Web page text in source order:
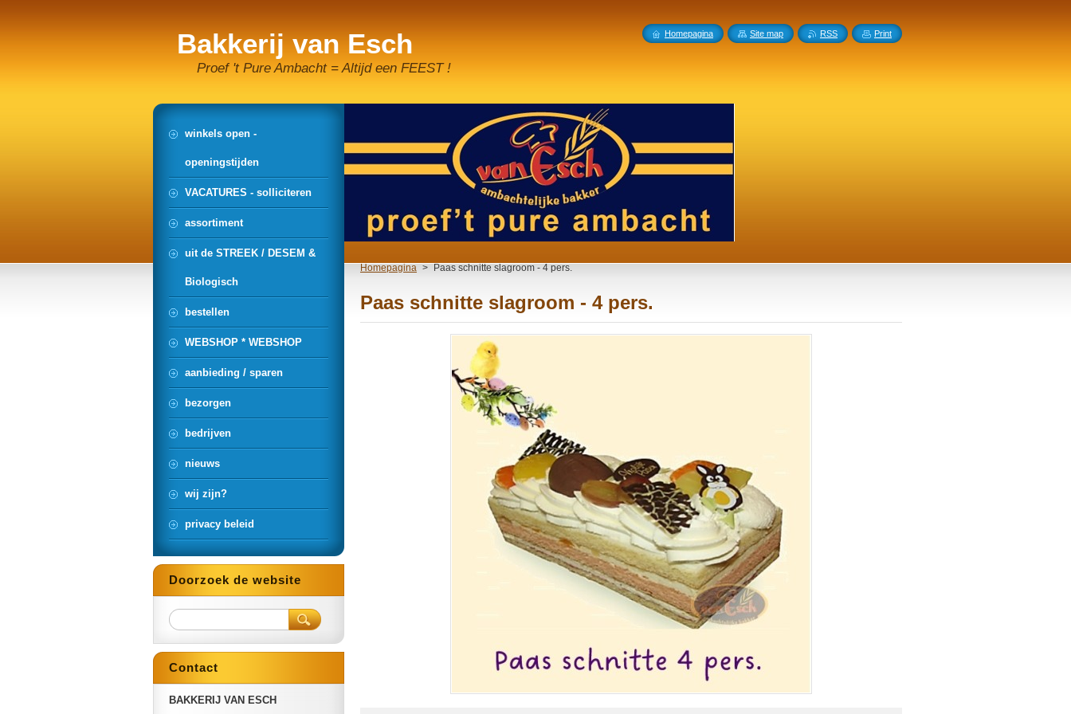
Bakkerij van Esch
Proef 't Pure Ambacht = Altijd een FEEST !
Homepagina > Paas schnitte slagroom - 4 pers.
Paas schnitte slagroom - 4 pers.
winkels open -
openingstijden
VACATURES - solliciteren
assortiment
uit de STREEK / DESEM &
Biologisch
bestellen
WEBSHOP * WEBSHOP
aanbieding / sparen
bezorgen
bedrijven
nieuws
wij zijn?
privacy beleid
Doorzoek de website
Contact
BAKKERIJ VAN ESCH
Homepagina Site map RSS Print